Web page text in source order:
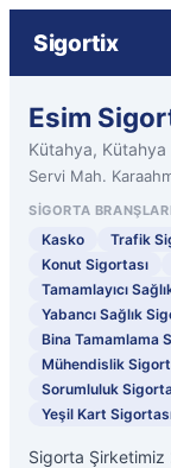
Sigortix
Esim
Kütahya, Kütahya
Servi Mah.
SIGORTA
Kasko Trafik
Konut Sigortası
Tamamlayıcı
Yabancı Sağlık
Bina Tamamlama
Mühendislik
Sorumluluk
Yeşil Kart
Sigorta Şirketimiz